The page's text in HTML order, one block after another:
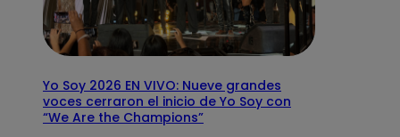
Yo Soy 2026 EN VIVO: Nueve grandes
voces cerraron el inicio de Yo Soy con
“We Are the Champions”